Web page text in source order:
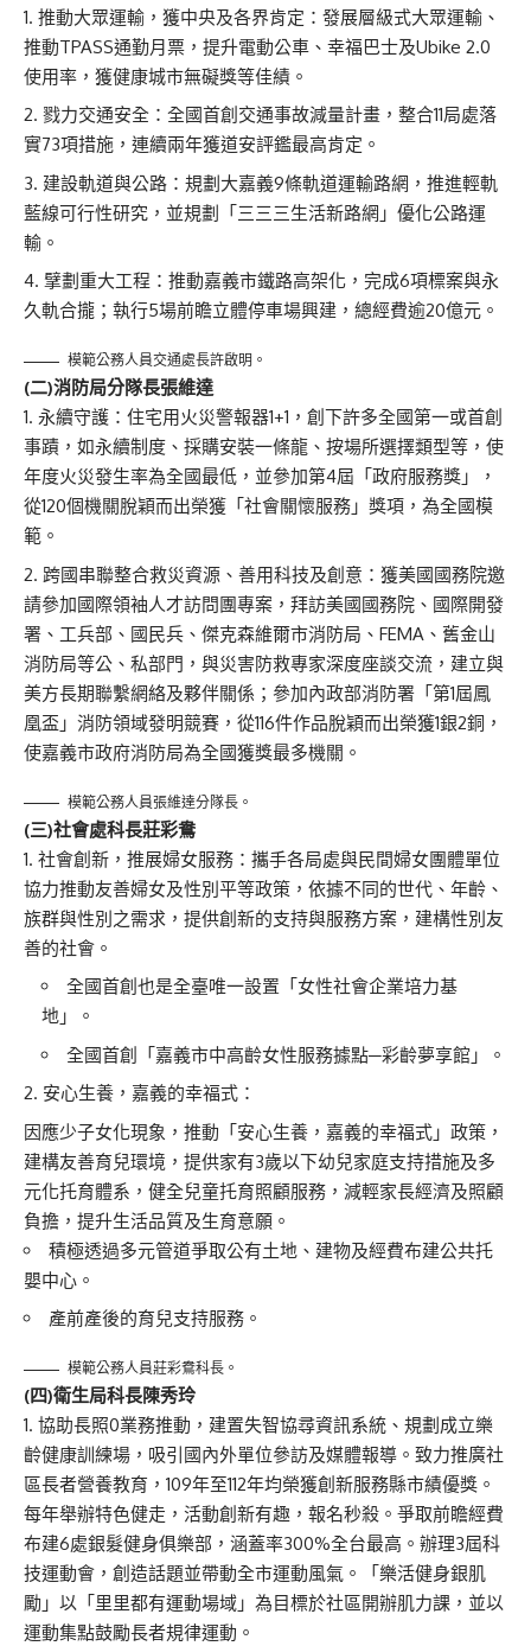
推動大眾運輸，獲中央及各界肯定：發展層級式大眾運輸、
推動TPASS通勤月票，提升電動公車、幸福巴士及Ubike 2.0
使用率，獲健康城市無礙獎等佳績。
戮力交通安全：全國首創交通事故減量計畫，整合11局處落
實73項措施，連續兩年獲道安評鑑最高肯定。
建設軌道與公路：規劃大嘉義9條軌道運輸路網，推進輕軌
藍線可行性研究，並規劃「三三三生活新路網」優化公路運
輸。
擘劃重大工程：推動嘉義市鐵路高架化，完成6項標案與永
久軌合攏；執行5場前瞻立體停車場興建，總經費逾20億元。
模範公務人員交通處長許啟明。
(二)消防局分隊長張維達
永續守護：住宅用火災警報器1+1，創下許多全國第一或首創
事蹟，如永續制度、採購安裝一條龍、按場所選擇類型等，使
年度火災發生率為全國最低，並參加第4屆「政府服務獎」，
從120個機關脫穎而出榮獲「社會關懷服務」獎項，為全國模
範。
跨國串聯整合救災資源、善用科技及創意：獲美國國務院邀
請參加國際領袖人才訪問團專案，拜訪美國國務院、國際開發
署、工兵部、國民兵、傑克森維爾市消防局、FEMA、舊金山
消防局等公、私部門，與災害防救專家深度座談交流，建立與
美方長期聯繫網絡及夥伴關係；參加內政部消防署「第1屆鳳
凰盃」消防領域發明競賽，從116件作品脫穎而出榮獲1銀2銅，
使嘉義市政府消防局為全國獲獎最多機關。
模範公務人員張維達分隊長。
(三)社會處科長莊彩鴦
社會創新，推展婦女服務：攜手各局處與民間婦女團體單位
協力推動友善婦女及性別平等政策，依據不同的世代、年齡、
族群與性別之需求，提供創新的支持與服務方案，建構性別友
善的社會。
全國首創也是全臺唯一設置「女性社會企業培力基
地」。
全國首創「嘉義市中高齡女性服務據點─彩齡夢享館」。
安心生養，嘉義的幸福式：
因應少子女化現象，推動「安心生養，嘉義的幸福式」政策，
建構友善育兒環境，提供家有3歲以下幼兒家庭支持措施及多
元化托育體系，健全兒童托育照顧服務，減輕家長經濟及照顧
負擔，提升生活品質及生育意願。
積極透過多元管道爭取公有土地、建物及經費布建公共托
嬰中心。
產前產後的育兒支持服務。
模範公務人員莊彩鴦科長。
(四)衛生局科長陳秀玲
協助長照0業務推動，建置失智協尋資訊系統、規劃成立樂
齡健康訓練場，吸引國內外單位參訪及媒體報導。致力推廣社
區長者營養教育，109年至112年均榮獲創新服務縣市績優獎。
每年舉辦特色健走，活動創新有趣，報名秒殺。爭取前瞻經費
布建6處銀髮健身俱樂部，涵蓋率300%全台最高。辦理3屆科
技運動會，創造話題並帶動全市運動風氣。「樂活健身銀肌
勵」以「里里都有運動場域」為目標於社區開辦肌力課，並以
運動集點鼓勵長者規律運動。